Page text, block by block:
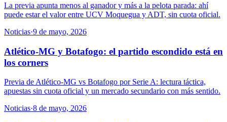
La previa apunta menos al ganador y más a la pelota parada: ahí
puede estar el valor entre UCV Moquegua y ADT, sin cuota oficial.
Noticias·9 de mayo, 2026
Atlético-MG y Botafogo: el partido escondido está en
los corners
Previa de Atlético-MG vs Botafogo por Serie A: lectura táctica,
apuestas sin cuota oficial y un mercado secundario con más sentido.
Noticias·8 de mayo, 2026